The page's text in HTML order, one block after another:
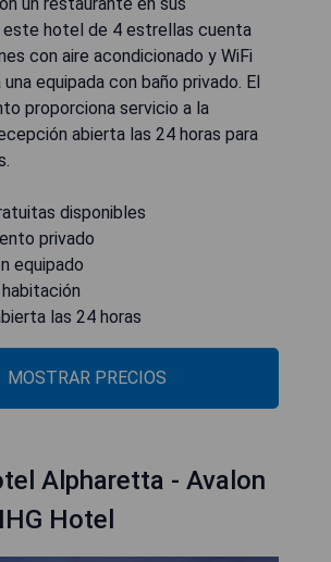
este hotel de 4 estrellas cuenta
con aire acondicionado y WiFi
equipada con baño privado. El
proporciona servicio a la
abierta las 24 horas para
disponibles
privado
equipado
las 24 horas
MOSTRAR PRECIOS
Alpharetta - Avalon
Hotel